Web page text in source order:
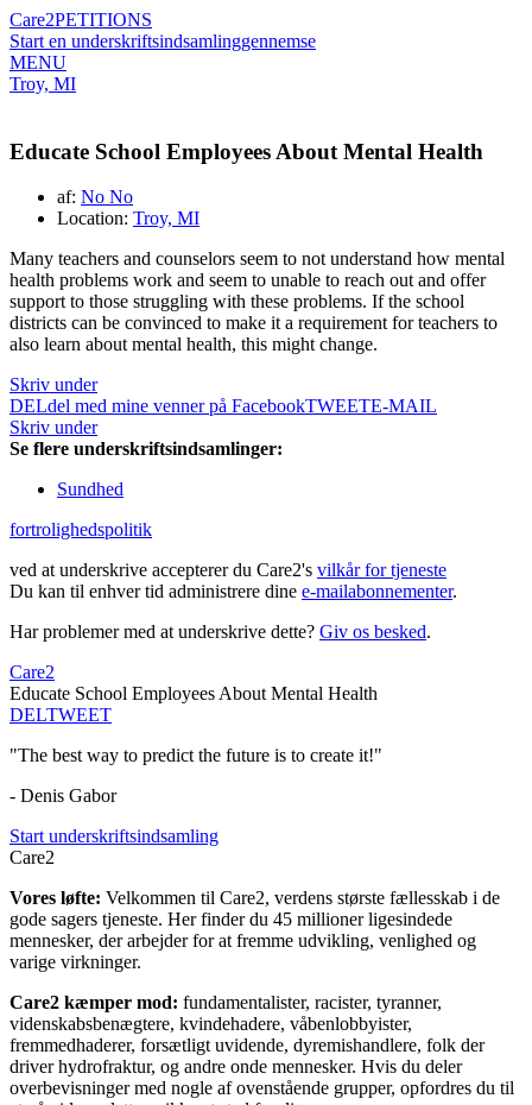
Care2PETITIONS
Start en underskriftsindsamlinggennemse
MENU
Troy, MI
Educate School Employees About Mental Health
af: No No
Location: Troy, MI
Many teachers and counselors seem to not understand how mental
health problems work and seem to unable to reach out and offer
support to those struggling with these problems. If the school
districts can be convinced to make it a requirement for teachers to
also learn about mental health, this might change.
Skriv under
DELdel med mine venner på FacebookTWEETE-MAIL
Skriv under
Se flere underskriftsindsamlinger:
Sundhed
fortrolighedspolitik
ved at underskrive accepterer du Care2's vilkår for tjeneste
Du kan til enhver tid administrere dine e-mailabonnementer.
Har problemer med at underskrive dette? Giv os besked.
Care2
Educate School Employees About Mental Health
DELTWEET
"The best way to predict the future is to create it!"
- Denis Gabor
Start underskriftsindsamling
Care2
Vores løfte: Velkommen til Care2, verdens største fællesskab i de
gode sagers tjeneste. Her finder du 45 millioner ligesindede
mennesker, der arbejder for at fremme udvikling, venlighed og
varige virkninger.
Care2 kæmper mod: fundamentalister, racister, tyranner,
videnskabsbenægtere, kvindehadere, våbenlobbyister,
fremmedhaderer, forsætligt uvidende, dyremishandlere, folk der
driver hydrofraktur, og andre onde mennesker. Hvis du deler
overbevisninger med nogle af ovenstående grupper, opfordres du til